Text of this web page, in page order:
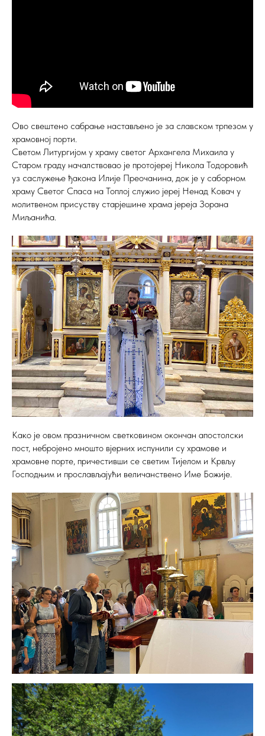
Ово свештено сабрање настављено је за славском трпезом у
храмовној порти.
Светом Литургијом у храму светог Архангела Михаила у
Старом граду началствовао је протојереј Никола Тодоровић
уз саслужење ђакона Илије Преочанина, док је у саборном
храму Светог Спаса на Топлој служио јереј Ненад Ковач у
молитвеном присуству старјешине храма јереја Зорана
Миљанића.
Како је овом празничном светковином окончан апостолски
пост, небројено мношто вјерних испунили су храмове и
храмовне порте, причестивши се светим Тијелом и Крвљу
Господњим и прослављајући величанствено Име Божије.